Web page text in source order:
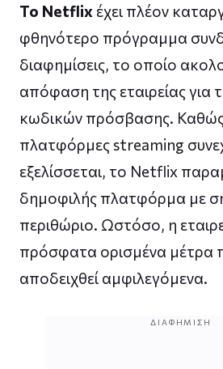
Το Netflix έχει πλέον
φθηνότερο πρόγραμμα
διαφημίσεις, το οποίο
απόφαση της εταιρείας για
κωδικών πρόσβασης. Καθώς
πλατφόρμες streaming
εξελίσσεται, το Netflix
δημοφιλής πλατφόρμα με
περιθώριο. Ωστόσο, η
πρόσφατα ορισμένα μέτρα
αποδειχθεί αμφιλεγόμενα.
ΔΙΑΦΉΜΙΣΗ